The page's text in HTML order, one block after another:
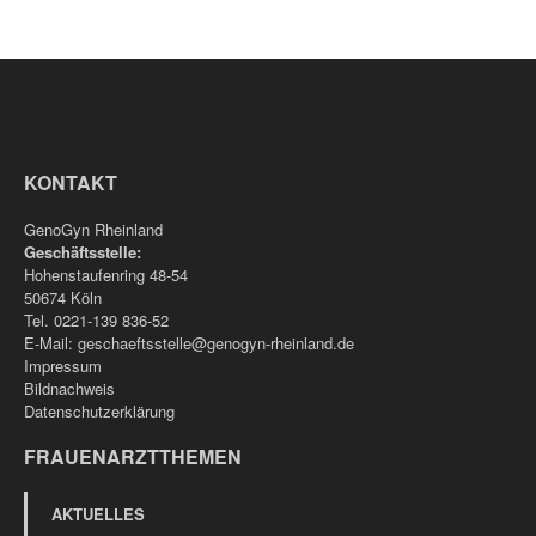
KONTAKT
GenoGyn Rheinland
Geschäftsstelle:
Hohenstaufenring 48-54
50674 Köln
Tel. 0221-139 836-52
E-Mail: geschaeftsstelle@genogyn-rheinland.de
Impressum
Bildnachweis
Datenschutzerklärung
FRAUENARZTTHEMEN
AKTUELLES